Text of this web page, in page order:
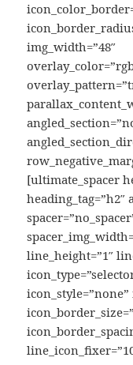
img_width=”48″
[ultimate_spacer
heading_tag=”h2″
line_height=”1″